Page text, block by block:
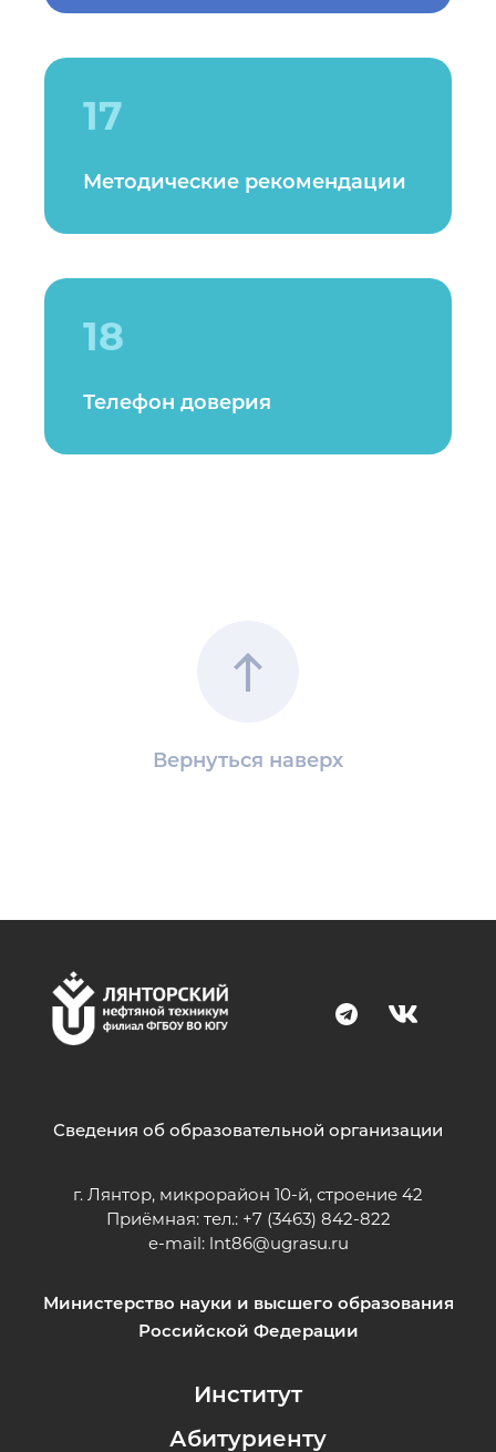
17
Методические рекомендации
18
Телефон доверия
Вернуться наверх
Сведения об образовательной организации
г. Лянтор, микрорайон 10-й, строение 42
Приёмная: тел.: +7 (3463) 842-822
e-mail: lnt86@ugrasu.ru
Министерство науки и высшего образования
Российской Федерации
Институт
Абитуриенту